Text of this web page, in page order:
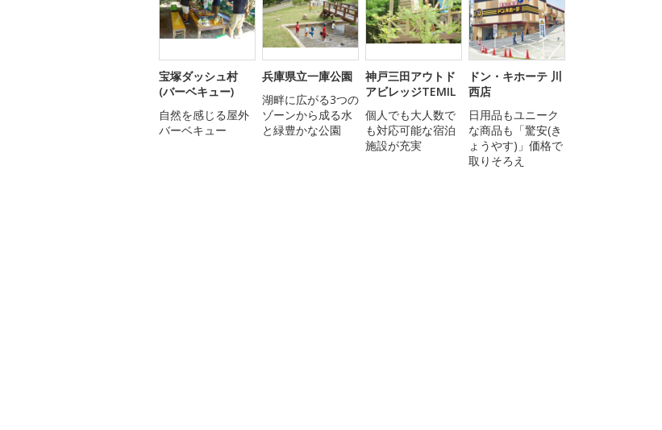
宝塚ダッシュ村
(バーベキュー)
自然を感じる屋外
バーベキュー
兵庫県立一庫公園
湖畔に広がる3つの
ゾーンから成る水
と緑豊かな公園
神戸三田アウトド
アビレッジTEMIL
個人でも大人数で
も対応可能な宿泊
施設が充実
ドン・キホーテ 川
西店
日用品もユニーク
な商品も「驚安(き
ょうやす)」価格で
取りそろえ